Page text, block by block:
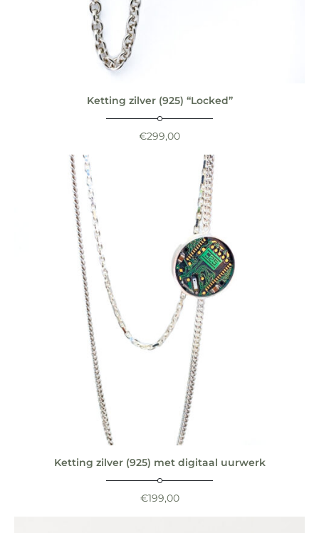
Ketting zilver (925) “Locked”
€299,00
Ketting zilver (925) met digitaal uurwerk
€199,00